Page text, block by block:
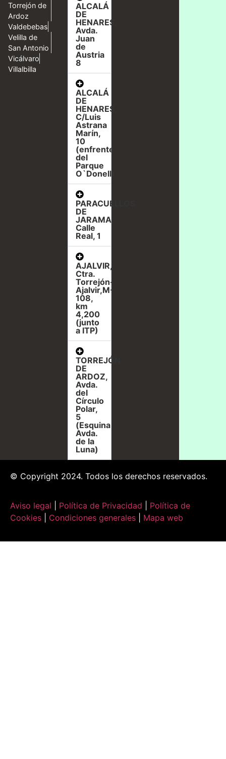
Torrejón de
Ardoz
Valdebebas
Velilla de
San Antonio
Vicálvaro
Villalbilla
ALCALÁ
DE
HENARES,
Avda.
Juan
de
Austria
8
ALCALÁ
DE
HENARES,
C/Luis
Astrana
Marín,
10
(enfrente
del
Parque
O`Donell)
PARACUELLOS
DE
JARAMA,
Calle
Real, 1
AJALVIR,
Ctra.
Torrejón-
Ajalvir,M-
108,
km
4,200
(junto
a ITP)
TORREJÓN
DE
ARDOZ,
Avda.
del
Círculo
Polar,
5
(Esquina
Avda.
de la
Luna)
© Copyright 2024. Todos los derechos reservados.
Aviso legal Política de Privacidad
Política de
Cookies
Condiciones generales Mapa web